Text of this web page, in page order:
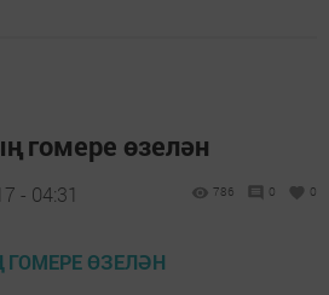
гомере өзелән
- 04:31 786 0 0